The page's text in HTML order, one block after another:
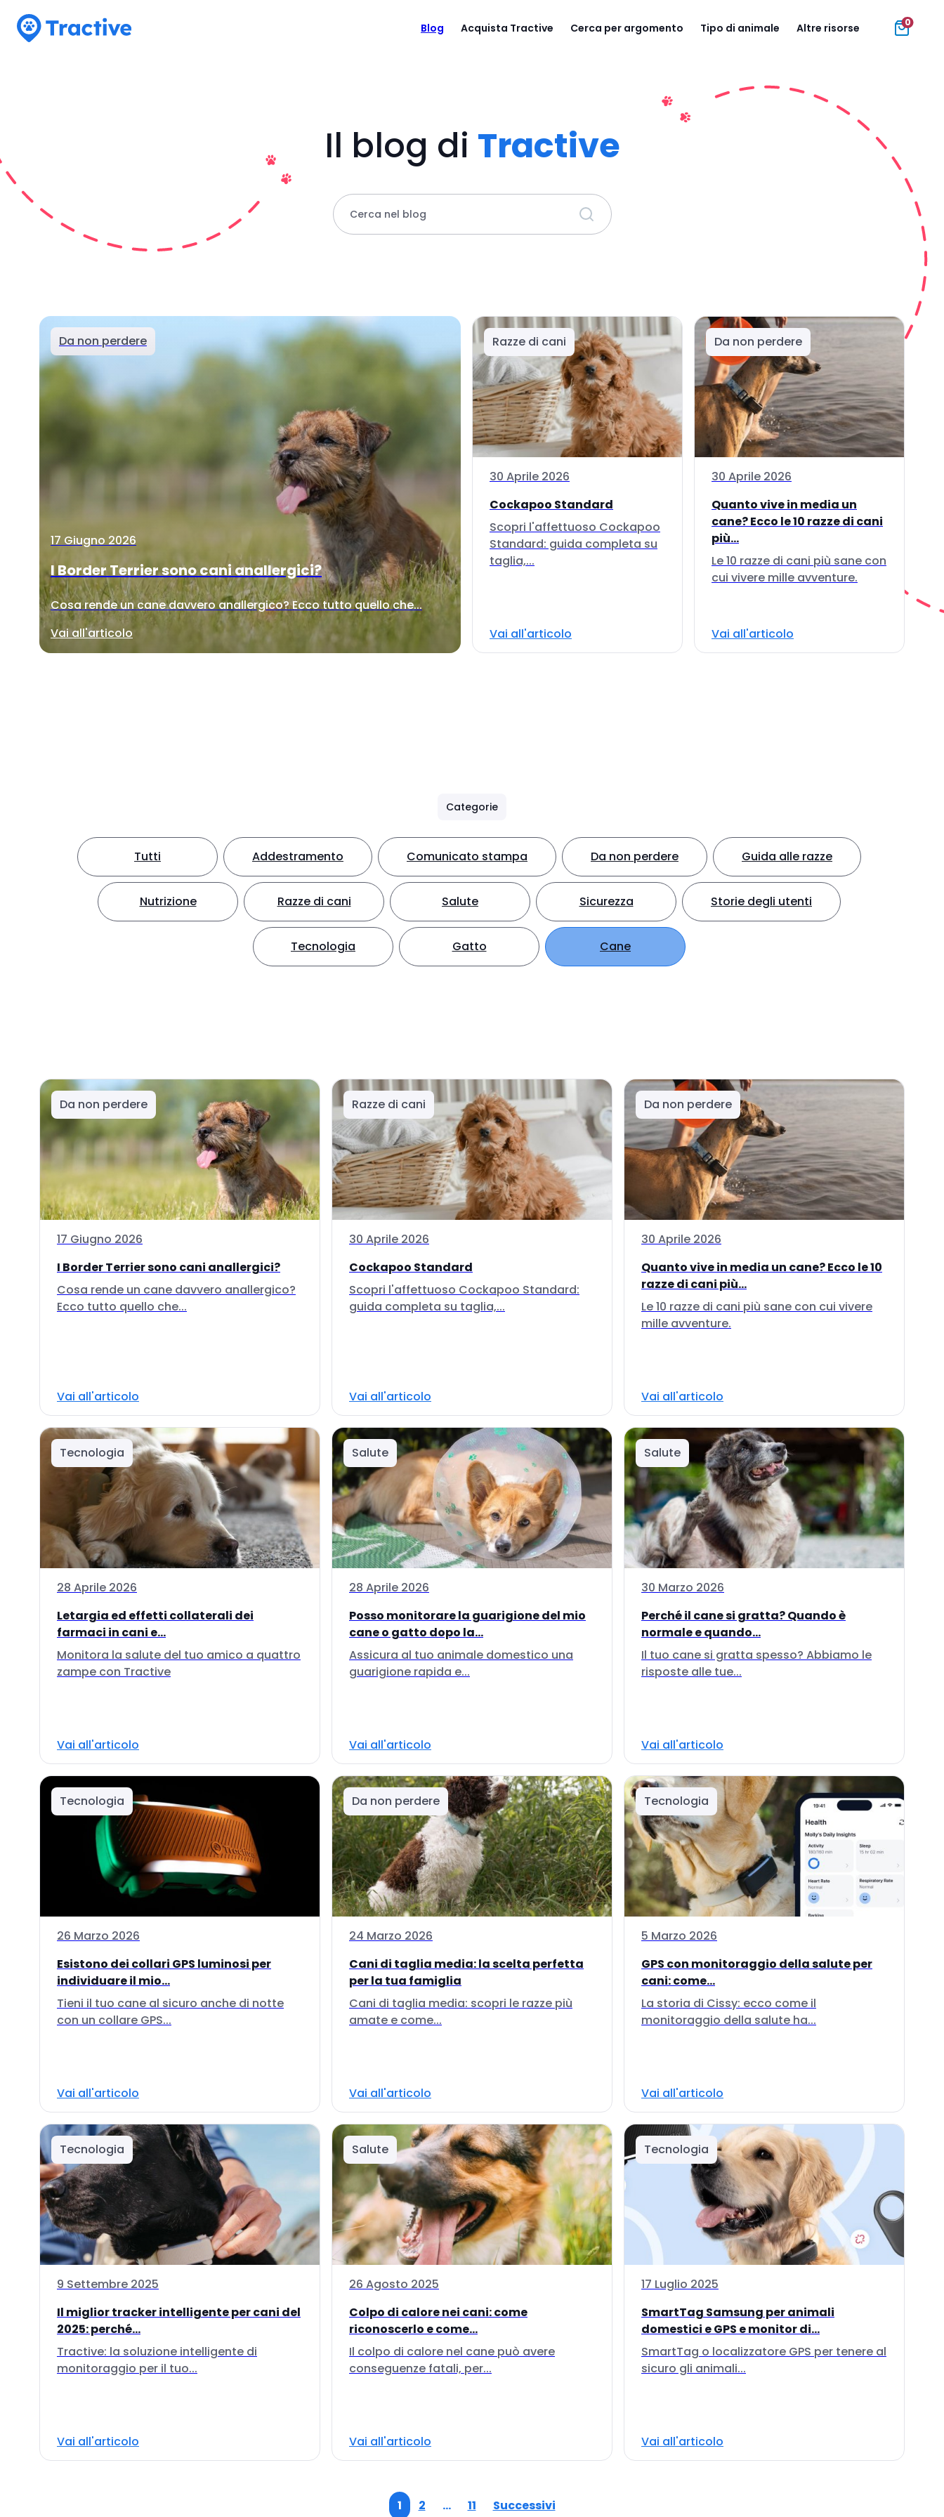
Blog Acquista Tractive Cerca per argomento Tipo di animale Altre risorse 0
Il blog di Tractive
Cerca nel blog
Da non perdere
17 Giugno 2026
I Border Terrier sono cani anallergici?
Cosa rende un cane davvero anallergico? Ecco tutto quello che...
Vai all'articolo
Razze di cani
30 Aprile 2026
Cockapoo Standard
Scopri l'affettuoso Cockapoo
Standard: guida completa su
taglia,...
Vai all'articolo
Da non perdere
30 Aprile 2026
Quanto vive in media un
cane? Ecco le 10 razze di cani
più...
Le 10 razze di cani più sane con
cui vivere mille avventure.
Vai all'articolo
Categorie
Tutti Addestramento Comunicato stampa Da non perdere Guida alle razze
Nutrizione Razze di cani Salute Sicurezza Storie degli utenti
Tecnologia Gatto Cane
Da non perdere
17 Giugno 2026
I Border Terrier sono cani anallergici?
Cosa rende un cane davvero anallergico?
Ecco tutto quello che...
Vai all'articolo
Razze di cani
30 Aprile 2026
Cockapoo Standard
Scopri l'affettuoso Cockapoo Standard:
guida completa su taglia,...
Vai all'articolo
Da non perdere
30 Aprile 2026
Quanto vive in media un cane? Ecco le 10
razze di cani più...
Le 10 razze di cani più sane con cui vivere
mille avventure.
Vai all'articolo
Tecnologia
28 Aprile 2026
Letargia ed effetti collaterali dei
farmaci in cani e...
Monitora la salute del tuo amico a quattro
zampe con Tractive
Vai all'articolo
Salute
28 Aprile 2026
Posso monitorare la guarigione del mio
cane o gatto dopo la...
Assicura al tuo animale domestico una
guarigione rapida e...
Vai all'articolo
Salute
30 Marzo 2026
Perché il cane si gratta? Quando è
normale e quando...
Il tuo cane si gratta spesso? Abbiamo le
risposte alle tue...
Vai all'articolo
Tecnologia
26 Marzo 2026
Esistono dei collari GPS luminosi per
individuare il mio...
Tieni il tuo cane al sicuro anche di notte
con un collare GPS...
Vai all'articolo
Da non perdere
24 Marzo 2026
Cani di taglia media: la scelta perfetta
per la tua famiglia
Cani di taglia media: scopri le razze più
amate e come...
Vai all'articolo
Tecnologia
5 Marzo 2026
GPS con monitoraggio della salute per
cani: come...
La storia di Cissy: ecco come il
monitoraggio della salute ha...
Vai all'articolo
Tecnologia
9 Settembre 2025
Il miglior tracker intelligente per cani del
2025: perché...
Tractive: la soluzione intelligente di
monitoraggio per il tuo...
Vai all'articolo
Salute
26 Agosto 2025
Colpo di calore nei cani: come
riconoscerlo e come...
Il colpo di calore nel cane può avere
conseguenze fatali, per...
Vai all'articolo
Tecnologia
17 Luglio 2025
SmartTag Samsung per animali
domestici e GPS e monitor di...
SmartTag o localizzatore GPS per tenere al
sicuro gli animali...
Vai all'articolo
1 2 … 11 Successivi